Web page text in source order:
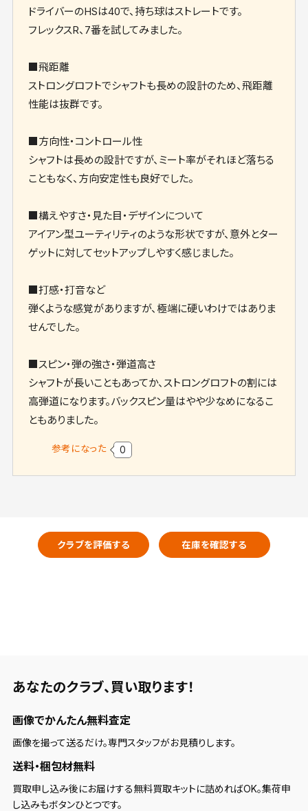
ドライバーのHSは40で、持ち球はストレートです。
フレックスR、7番を試してみました。
■飛距離
ストロングロフトでシャフトも長めの設計のため、飛距離
性能は抜群です。
■方向性・コントロール性
シャフトは長めの設計ですが、ミート率がそれほど落ちる
こともなく、方向安定性も良好でした。
■構えやすさ・見た目・デザインについて
アイアン型ユーティリティのような形状ですが、意外とター
ゲットに対してセットアップしやすく感じました。
■打感・打音など
弾くような感覚がありますが、極端に硬いわけではありま
せんでした。
■スピン・弾の強さ・弾道高さ
シャフトが長いこともあってか、ストロングロフトの割には
高弾道になります。バックスピン量はやや少なめになるこ
ともありました。
参考になった 0
クラブを評価する 在庫を確認する
あなたのクラブ、 買い取ります！
画像でかんたん無料査定
画像を撮って送るだけ。専門スタッフがお見積りします。
送料・梱包材無料
買取申し込み後にお届けする無料買取キットに詰めればOK。集荷申
し込みもボタンひとつです。